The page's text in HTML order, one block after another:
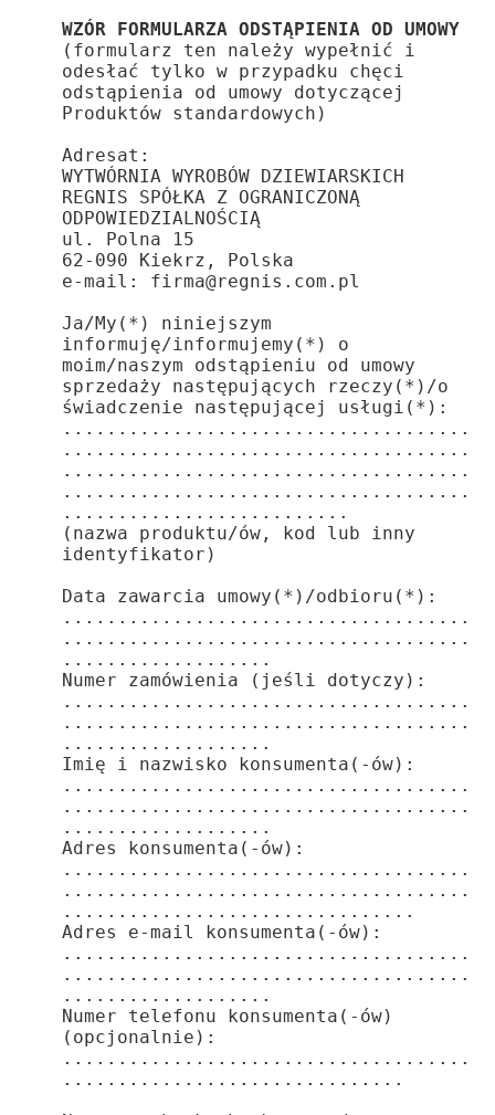
WZÓR FORMULARZA ODSTĄPIENIA OD UMOWY
(formularz ten należy wypełnić i
odesłać tylko w przypadku chęci
odstąpienia od umowy dotyczącej
Produktów standardowych)
Adresat:
WYTWÓRNIA WYROBÓW DZIEWIARSKICH
REGNIS SPÓŁKA Z OGRANICZONĄ
ODPOWIEDZIALNOŚCIĄ
ul. Polna 15
62-090 Kiekrz, Polska
e-mail: firma@regnis.com.pl
Ja/My(*) niniejszym
informuję/informujemy(*) o
moim/naszym odstąpieniu od umowy
sprzedaży następujących rzeczy(*)/o
świadczenie następującej usługi(*):
.....................................
.....................................
.....................................
.....................................
..........................
(nazwa produktu/ów, kod lub inny
identyfikator)
Data zawarcia umowy(*)/odbioru(*):
.....................................
.....................................
...................
Numer zamówienia (jeśli dotyczy):
.....................................
.....................................
...................
Imię i nazwisko konsumenta(-ów):
.....................................
.....................................
...................
Adres konsumenta(-ów):
.....................................
.....................................
................................
Adres e-mail konsumenta(-ów):
.....................................
.....................................
...................
Numer telefonu konsumenta(-ów)
(opcjonalnie):
.....................................
...............................